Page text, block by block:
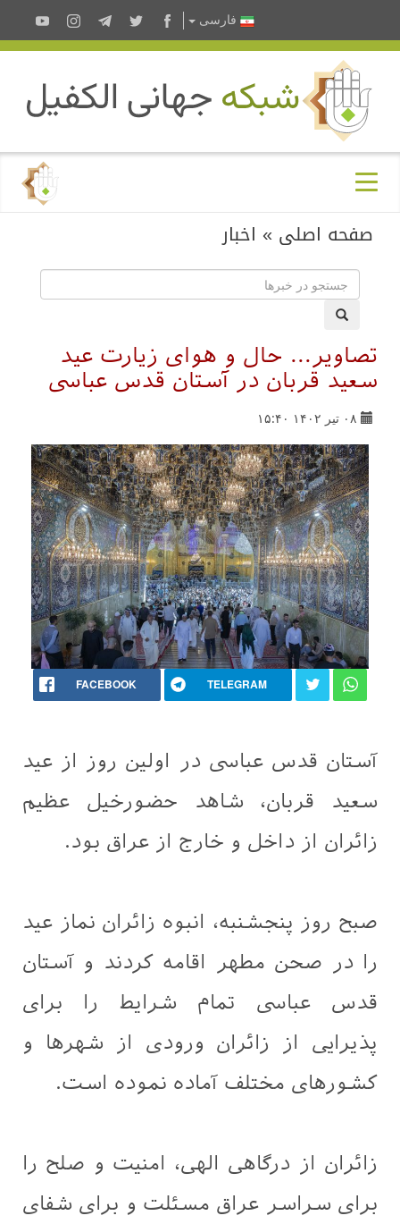
فارسى
صفحه اصلی » اخبار
تصاویر... حال و هوای زیارت عید
سعید قربان در آستان قدس عباسی
۰۸ تیر ۱۴۰۲ ۱۵:۴۰
FACEBOOK TELEGRAM
آستان قدس عباسی در اولین روز از عید
سعید قربان، شاهد حضورخیل عظیم
زائران از داخل و خارج از عراق بود.
صبح روز پنجشنبه، انبوه زائران نماز عید
را در صحن مطهر اقامه کردند و آستان
قدس عباسی تمام شرایط را برای
پذیرایی از زائران ورودی از شهرها و
کشورهای مختلف آماده نموده است.
زائران از درگاهی الهی، امنیت و صلح را
برای سراسر عراق مسئلت و برای شفای